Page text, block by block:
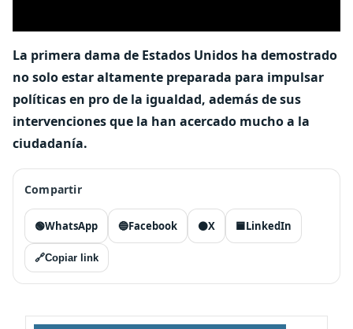
La primera dama de Estados Unidos ha demostrado
no solo estar altamente preparada para impulsar
políticas en pro de la igualdad, además de sus
intervenciones que la han acercado mucho a la
ciudadanía.
Compartir
🟢WhatsApp 🔵Facebook ⚫X 🟦LinkedIn
🔗Copiar link